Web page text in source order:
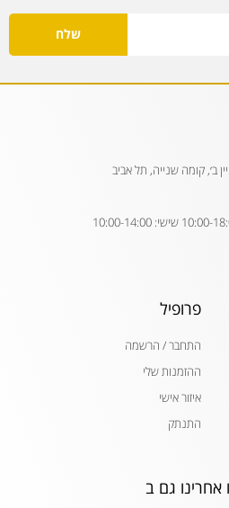
שלח
פרופיל
התחבר / הרשמה
ההזמנות שלי
איזור אישי
התנתק
אחרינו גם ב